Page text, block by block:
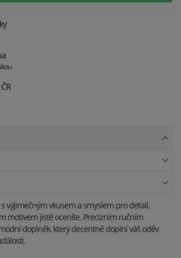
výjimečným vkusem a smyslem pro detail,
motivem jistě oceníte. Precizním ručním
doplněk, který decentně doplní váš oděv